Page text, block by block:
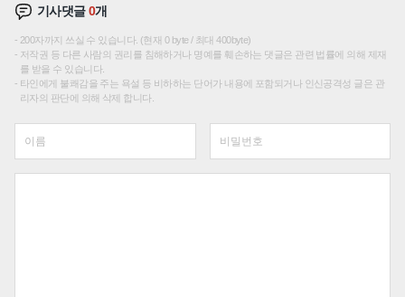
기사댓글0개
200자까지 쓰실 수 있습니다. (현재 0 byte / 최대 400byte)
저작권 등 다른 사람의 권리를 침해하거나 명예를 훼손하는 댓글은 관련 법률에 의해 제재
를 받을 수 있습니다.
타인에게 불쾌감을 주는 욕설 등 비하하는 단어가 내용에 포함되거나 인신공격성 글은 관
리자의 판단에 의해 삭제 합니다.